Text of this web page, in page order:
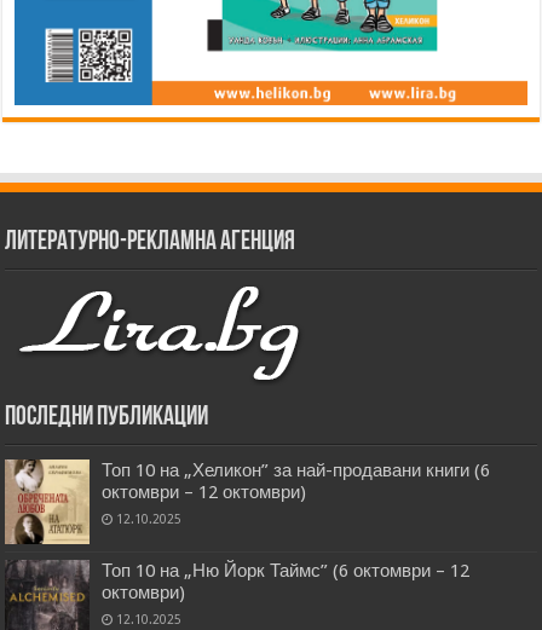
Литературно-рекламна агенция
Последни публикации
Топ 10 на „Хеликон” за най-продавани книги (6
октомври – 12 октомври)
12.10.2025
Топ 10 на „Ню Йорк Таймс” (6 октомври – 12
октомври)
12.10.2025